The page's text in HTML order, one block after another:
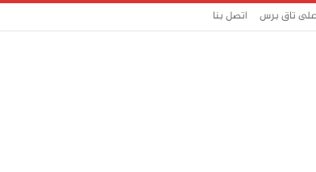
على تاق برس اتصل بنا